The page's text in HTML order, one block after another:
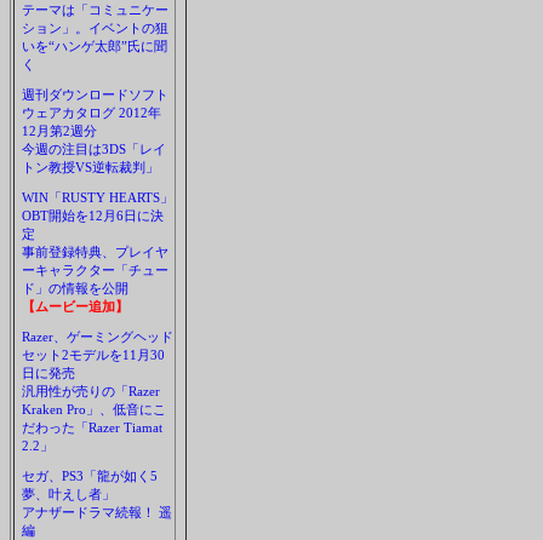
テーマは「コミュニケー
ション」。イベントの狙
いを“ハンゲ太郎”氏に聞
く
週刊ダウンロードソフト
ウェアカタログ 2012年
12月第2週分
今週の注目は3DS「レイ
トン教授VS逆転裁判」
WIN「RUSTY HEARTS」
OBT開始を12月6日に決
定
事前登録特典、プレイヤ
ーキャラクター「チュー
ド」の情報を公開
【ムービー追加】
Razer、ゲーミングヘッド
セット2モデルを11月30
日に発売
汎用性が売りの「Razer
Kraken Pro」、低音にこ
だわった「Razer Tiamat
2.2」
セガ、PS3「龍が如く5
夢、叶えし者」
アナザードラマ続報！ 遥
編